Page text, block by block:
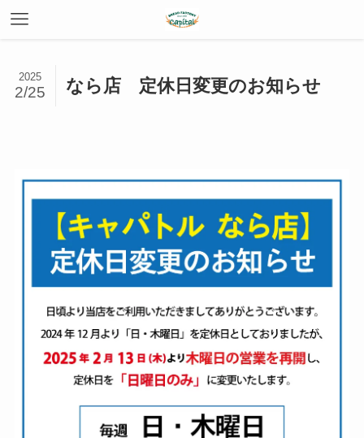
なら店 定休日変更のお知らせ
2025
2/25